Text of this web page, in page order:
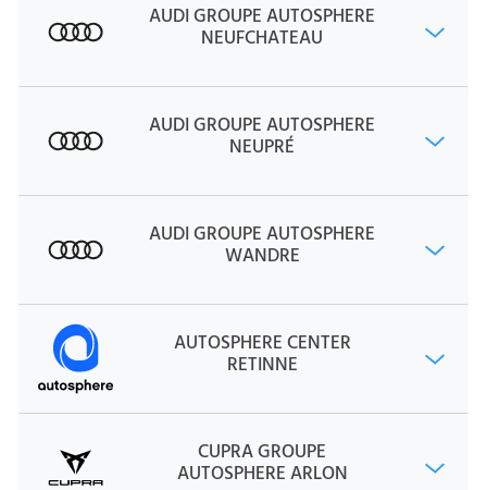
AUDI GROUPE AUTOSPHERE
NEUFCHATEAU
AUDI GROUPE AUTOSPHERE
NEUPRÉ
AUDI GROUPE AUTOSPHERE
WANDRE
AUTOSPHERE CENTER
RETINNE
CUPRA GROUPE
AUTOSPHERE ARLON